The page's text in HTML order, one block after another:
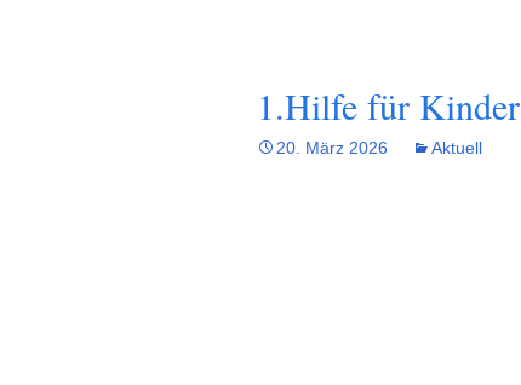
1.Hilfe für Kinder
20. März 2026 Aktuell